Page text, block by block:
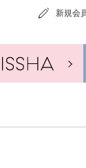
新規会